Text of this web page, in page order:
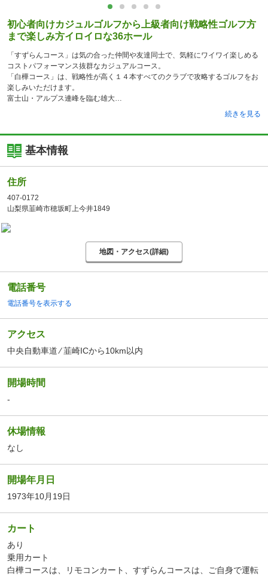
初心者向けカジュルゴルフから上級者向け戦略性ゴルフ方
まで楽しみ方イロイロな36ホール
「すずらんコース」は気の合った仲間や友達同士で、気軽にワイワイ楽しめる
コストパフォーマンス抜群なカジュアルコース。
「白樺コース」は、戦略性が高く１４本すべてのクラブで攻略するゴルフをお
楽しみいただけます。
富士山・アルプス連峰を臨む雄大
続きを見る
基本情報
住所
407-0172
山梨県韮崎市穂坂町上今井1849
地図・アクセス(詳細)
電話番号
電話番号を表示する
アクセス
中央自動車道 ⁄ 韮崎ICから10km以内
開場時間
-
休場情報
なし
開場年月日
1973年10月19日
カート
あり
乗用カート
白樺コースは、リモコンカート、すずらんコースは、ご自身で運転